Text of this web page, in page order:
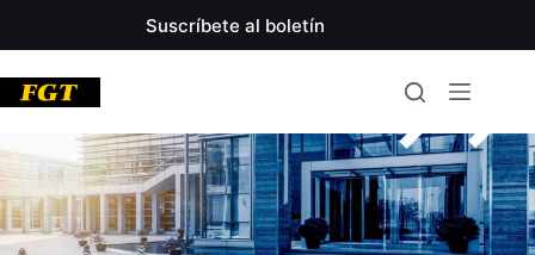
Suscríbete al boletín